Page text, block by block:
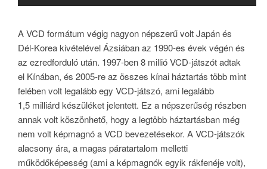
A VCD formátum végig nagyon népszerű volt Japán és
Dél-Korea kivételével Ázsiában az 1990-es évek végén és
az ezredforduló után. 1997-ben 8 millió VCD-játszót adtak
el Kínában, és 2005-re az összes kínai háztartás több mint
felében volt legalább egy VCD-játszó, ami legalább
1,5 milliárd készüléket jelentett. Ez a népszerűség részben
annak volt köszönhető, hogy a legtöbb háztartásban még
nem volt képmagnó a VCD bevezetésekor. A VCD-játszók
alacsony ára, a magas páratartalom melletti
működőképesség (ami a képmagnók egyik rákfenéje volt),